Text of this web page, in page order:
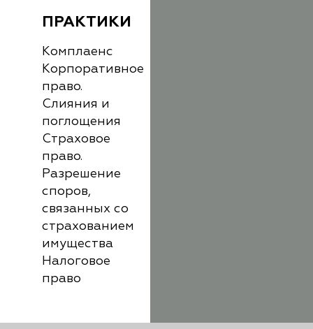
ПРАКТИКИ
Комплаенс
Корпоративное
право.
Слияния и
поглощения
Страховое
право.
Разрешение
споров,
связанных со
страхованием
имущества
Налоговое
право